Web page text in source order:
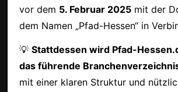
vor dem 5. Februar 2025mit der
dem Namen „Pfad-Hessen“ in
💡 Stattdessen wird Pfad-
das führende
mit einer klaren Struktur und